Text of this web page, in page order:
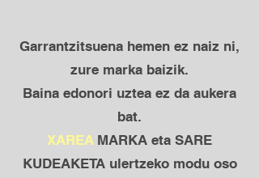
Garrantzitsuena hemen ez naiz ni,
zure marka baizik.
Baina edonori uztea ez da aukera
bat.
XAREA MARKA eta SARE
KUDEAKETA ulertzeko modu oso